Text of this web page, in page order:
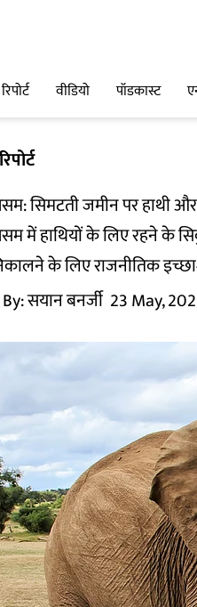
रिपोर्ट वीडियो पॉडकास्ट
रिपोर्ट
सिमटती जमीन पर हाथी
में हाथियों के लिए रहने के
के लिए राजनीतिक
By:सयान बनर्जी 23 May,